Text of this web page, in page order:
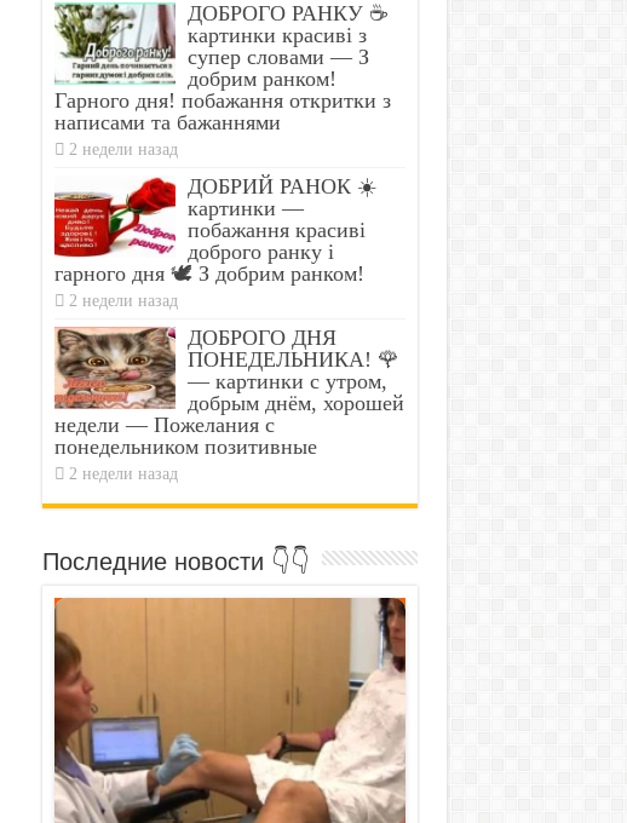
ДОБРОГО РАНКУ ☕
картинки красиві з
супер словами — З
добрим ранком!
Гарного дня! побажання откритки з
написами та бажаннями
2 недели назад
ДОБРИЙ РАНОК ☀️
картинки —
побажання красиві
доброго ранку і
гарного дня 🕊️ З добрим ранком!
2 недели назад
ДОБРОГО ДНЯ
ПОНЕДЕЛЬНИКА! 🌹
— картинки с утром,
добрым днём, хорошей
недели — Пожелания с
понедельником позитивные
2 недели назад
Последние новости 👇👇